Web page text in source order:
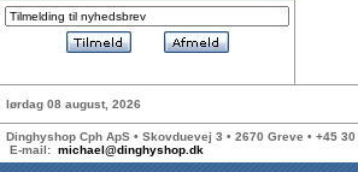
lørdag 08 august, 2026
Dinghyshop Cph ApS • Skovduevej 3 • 2670 Greve • +45
E-mail: michael@dinghyshop.dk